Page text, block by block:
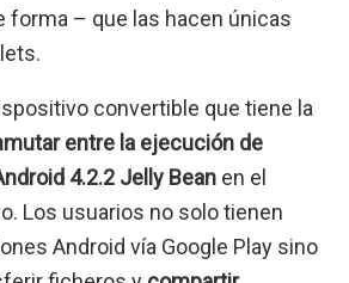
forma – que las hacen únicas
convertible que tiene la
entre la ejecución de
4.2.2 Jelly Bean en el
Los usuarios no solo tienen
Android vía Google Play sino